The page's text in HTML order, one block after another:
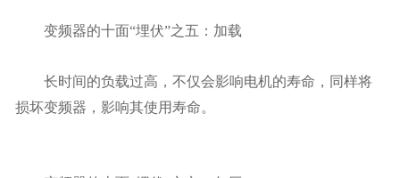
变频器的十面“埋伏”之五：加载
长时间的负载过高，不仅会影响电机的寿命，同样将
损坏变频器，影响其使用寿命。